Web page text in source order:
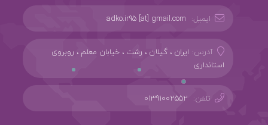
ایمیل: adko.ir95 [at] gmail.com
آدرس: ایران ، گیلان ، رشت ، خیابان معلم ، روبروی
استانداری
تلفن: 01391002552